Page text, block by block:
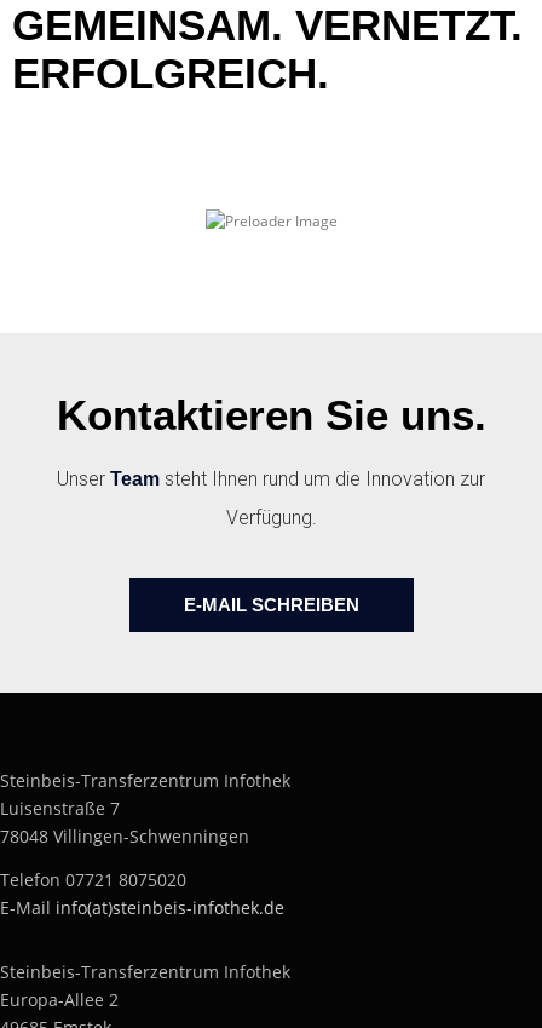
GEMEINSAM. VERNETZT.
ERFOLGREICH.
Kontaktieren Sie uns.
Unser Team steht Ihnen rund um die Innovation zur
Verfügung.
E-MAIL SCHREIBEN
Steinbeis-Transferzentrum Infothek
Luisenstraße 7
78048 Villingen-Schwenningen
Telefon 07721 8075020
E-Mail info(at)steinbeis-infothek.de
Steinbeis-Transferzentrum Infothek
Europa-Allee 2